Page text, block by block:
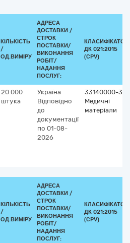
КІЛЬКІСТЬ
/
ОД.ВИМІРУ
АДРЕСА
ДОСТАВКИ /
СТРОК
ПОСТАВКИ/
ВИКОНАННЯ
РОБІТ/
НАДАННЯ
ПОСЛУГ:
КЛАСИФІКАТОР
ДК 021:2015
(CPV)
20 000
штука
Україна
Відповідно
до
документації
по 01-08-
2026
33140000-3
Медичні
матеріали
КІЛЬКІСТЬ
/
ОД.ВИМІРУ
АДРЕСА
ДОСТАВКИ /
СТРОК
ПОСТАВКИ/
ВИКОНАННЯ
РОБІТ/
НАДАННЯ
ПОСЛУГ:
КЛАСИФІКАТОР
ДК 021:2015
(CPV)